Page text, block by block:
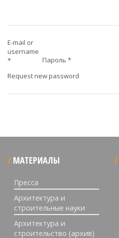
E-mail or
username
*
Пароль *
Request new password
МАТЕРИАЛЫ
Пресса
Архитектура и
строительные науки
Архитектура и
строительство (архив)